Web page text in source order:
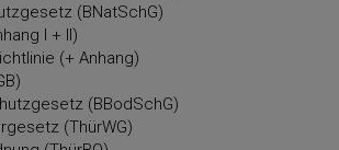
(BNatSchG)
I + II)
(+ Anhang)
(BBodSchG)
(ThürWG)